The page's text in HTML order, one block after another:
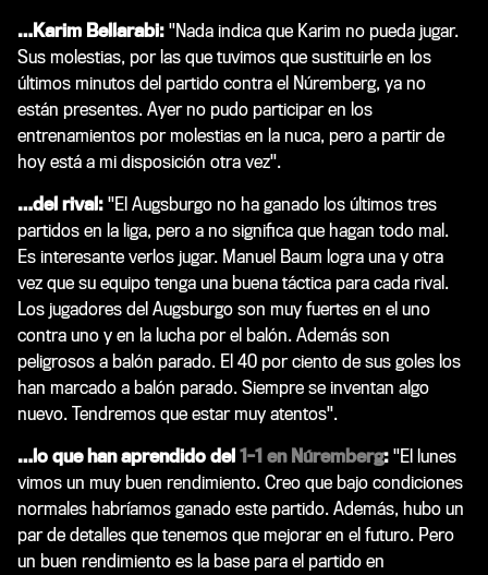
…Karim Bellarabi: "Nada indica que Karim no pueda jugar.
Sus molestias, por las que tuvimos que sustituirle en los
últimos minutos del partido contra el Núremberg, ya no
están presentes. Ayer no pudo participar en los
entrenamientos por molestias en la nuca, pero a partir de
hoy está a mi disposición otra vez".
…del rival: "El Augsburgo no ha ganado los últimos tres
partidos en la liga, pero a no significa que hagan todo mal.
Es interesante verlos jugar. Manuel Baum logra una y otra
vez que su equipo tenga una buena táctica para cada rival.
Los jugadores del Augsburgo son muy fuertes en el uno
contra uno y en la lucha por el balón. Además son
peligrosos a balón parado. El 40 por ciento de sus goles los
han marcado a balón parado. Siempre se inventan algo
nuevo. Tendremos que estar muy atentos".
…lo que han aprendido del 1-1 en Núremberg: "El lunes
vimos un muy buen rendimiento. Creo que bajo condiciones
normales habríamos ganado este partido. Además, hubo un
par de detalles que tenemos que mejorar en el futuro. Pero
un buen rendimiento es la base para el partido en